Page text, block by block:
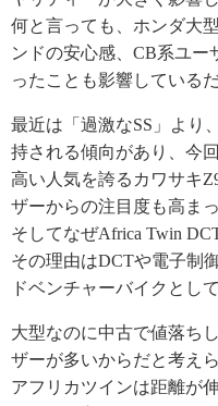
何と言っても、ホンダ大
ンドの安心感、CB系ユ
ったことも影響しているだ
最近は「過激なSS」より
持される傾向があり、今
高い人気を誇るカワサキ
ザーからの注目度も高ま
そしてなぜAfrica Twin
その理由はDCTや電子制
ドベンチャーバイクとし
大型なのに中古で値落ち
ザーが多いからだと考えら
アフリカツインは距離が